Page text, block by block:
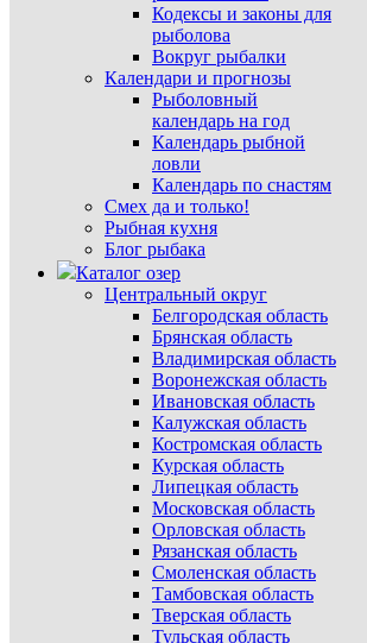
Кодексы и законы для
рыболова
Вокруг рыбалки
Календари и прогнозы
Рыболовный
календарь на год
Календарь рыбной
ловли
Календарь по снастям
Смех да и только!
Рыбная кухня
Блог рыбака
Каталог озер
Центральный округ
Белгородская область
Брянская область
Владимирская область
Воронежская область
Ивановская область
Калужская область
Костромская область
Курская область
Липецкая область
Московская область
Орловская область
Рязанская область
Смоленская область
Тамбовская область
Тверская область
Тульская область